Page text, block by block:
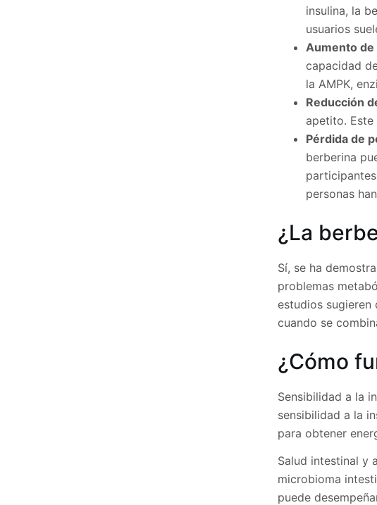
insulina, la
usuarios
Aumento de
capacidad
la AMPK,
Reducción
apetito.
Pérdida de
berberina
personas
¿La
Sí, se ha
problemas
estudios sugieren
cuando se
¿Cómo
Sensibilidad a la
sensibilidad a la
para obtener
Salud intestinal y
microbioma
puede